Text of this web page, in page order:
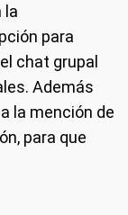
la
para
chat grupal
Además
la mención de
para que